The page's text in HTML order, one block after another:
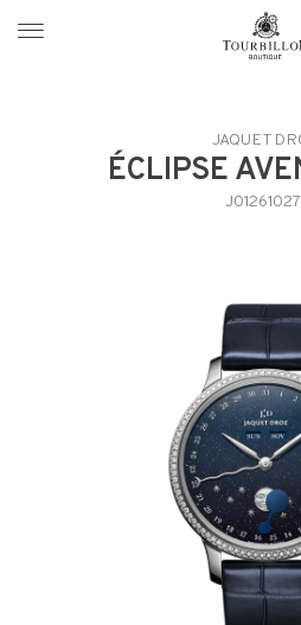
https://
JAQUET
ÉCLIPSE